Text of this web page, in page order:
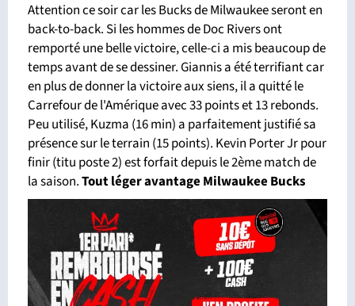
Attention ce soir car les Bucks de Milwaukee seront en
back-to-back. Si les hommes de Doc Rivers ont
remporté une belle victoire, celle-ci a mis beaucoup de
temps avant de se dessiner. Giannis a été terrifiant car
en plus de donner la victoire aux siens, il a quitté le
Carrefour de l'Amérique avec 33 points et 13 rebonds.
Peu utilisé, Kuzma (16 min) a parfaitement justifié sa
présence sur le terrain (15 points). Kevin Porter Jr pour
finir (titu poste 2) est forfait depuis le 2ème match de
la saison.Tout léger avantage Milwaukee Bucks